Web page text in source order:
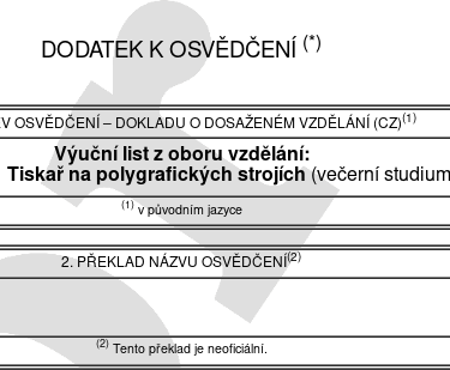
DODATEK K OSVĚDČENÍ (*)
OSVĚDČENÍ –DOKLADU O DOSAŽENÉM VZDĚLÁNÍ (CZ)(1)
Výuční list z oboru vzdělání:
Tiskař na polygrafických strojích(večerní
(1) v původním jazyce
2. PŘEKLAD NÁZVU OSVĚDČENÍ (2)
(2) Tento překlad je neoficiální.